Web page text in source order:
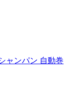
ャンパン 自動巻